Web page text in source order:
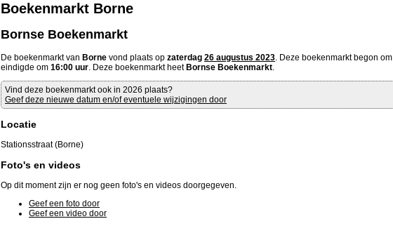
Boekenmarkt Borne
Bornse Boekenmarkt
De boekenmarkt van Borne vond plaats op zaterdag 26 augustus 2023. Deze boekenmarkt begon om
eindigde om 16:00 uur. Deze boekenmarkt heet Bornse Boekenmarkt.
Vind deze boekenmarkt ook in 2026 plaats?
Geef deze nieuwe datum en/of eventuele wijzigingen door
Locatie
Stationsstraat (Borne)
Foto's en videos
Op dit moment zijn er nog geen foto's en videos doorgegeven.
Geef een foto door
Geef een video door